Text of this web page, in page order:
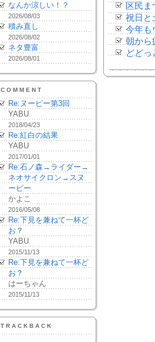
なんか涼しい！？
2026/08/03
積み直し
2026/08/02
ネタ豊富
2026/08/01
COMMENT
Re:ヌーピー第3回
YABU
2018/04/23
Re:紅白の結果
YABU
2017/01/01
Re:石ノ森→ライダー→
ネオサイクロン→スヌ
ーピー
かよこ
2016/05/08
Re:下見を兼ねて一杯ど
お？
YABU
2015/11/13
Re:下見を兼ねて一杯ど
お？
はーちゃん
2015/11/13
TRACKBACK
区民
祝日と
今年も
朝から
どどっ